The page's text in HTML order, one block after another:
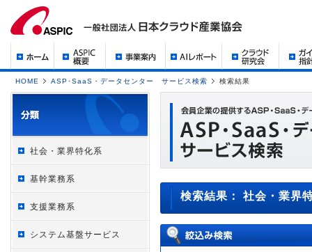
HOME ASP･SaaS・データセンター サービス検索 検索結果
社会・業界特化系
基幹業務系
支援業務系
システム基盤サービス
検索結果： 社会・業界